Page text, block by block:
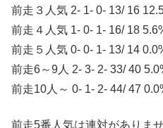
前走３人気 2- 1- 0- 13/ 16
前走４人気 1- 0- 1- 16/ 18
前走５人気 0- 0- 1- 13/ 14
前走6～9人 2- 3- 2- 33/ 40
前走10人～ 0- 1- 2- 44/ 47
前走5番人気は連対がありま